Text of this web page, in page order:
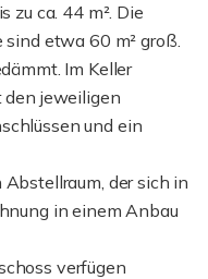
zu ca. 44 m². Die
etwa 60 m² groß.
Im Keller
den jeweiligen
und ein
der sich in
in einem Anbau
verfügen